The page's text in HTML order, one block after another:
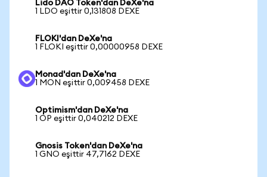
Lido DAO Token'dan DeXe'na
1 LDO eşittir 0,131808 DEXE
FLOKI'dan DeXe'na
1 FLOKI eşittir 0,00000958 DEXE
Monad'dan DeXe'na
1 MON eşittir 0,009458 DEXE
Optimism'dan DeXe'na
1 OP eşittir 0,040212 DEXE
Gnosis Token'dan DeXe'na
1 GNO eşittir 47,7162 DEXE